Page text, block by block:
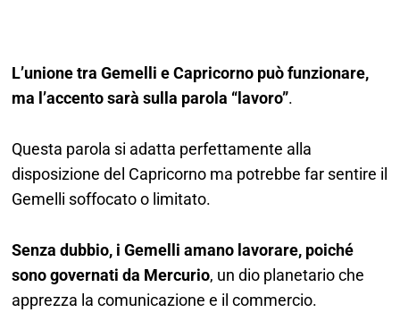
L’unione tra Gemelli e Capricorno può funzionare,
ma l’accento sarà sulla parola “lavoro”.
Questa parola si adatta perfettamente alla
disposizione del Capricorno ma potrebbe far sentire il
Gemelli soffocato o limitato.
Senza dubbio, i Gemelli amano lavorare, poiché
sono governati da Mercurio, un dio planetario che
apprezza la comunicazione e il commercio.